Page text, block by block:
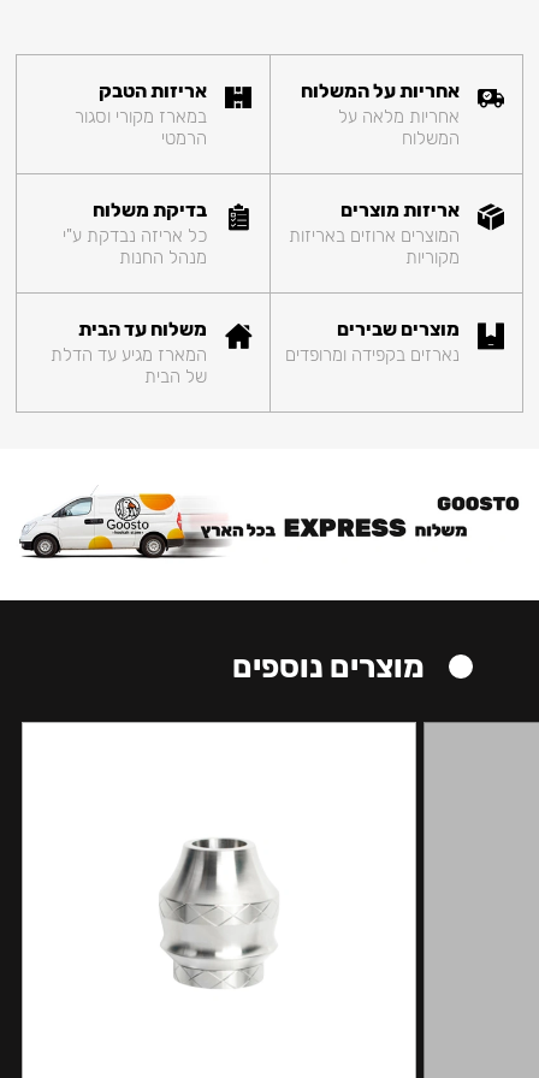
אחריות על המשלוח
אחריות מלאה על
המשלוח
אריזות הטבק
במארז מקורי וסגור
הרמטי
אריזות מוצרים
המוצרים ארוזים באריזות
מקוריות
בדיקת משלוח
כל אריזה נבדקת ע"י
מנהל החנות
מוצרים שבירים
נארזים בקפידה ומרופדים
משלוח עד הבית
המארז מגיע עד הדלת
של הבית
מוצרים נוספים